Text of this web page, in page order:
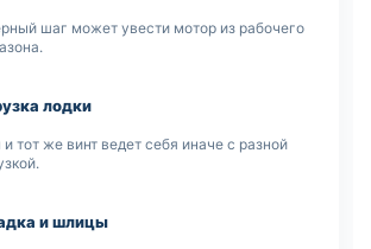
шаг может увести мотор из рабочего
лодки
тот же винт ведет себя иначе с разной
и шлицы